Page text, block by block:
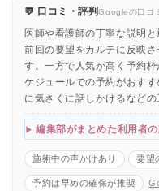
💬 口コミ・評判Googleの口コ
医師や看護師の丁寧な説明
前回の要望をカルテに反映
す。一方で人気が高く予約
ケジュールでの予約がおす
に気さくに話しかけるなどの
編集部がまとめた利用者
施術中の声かけあり 要望
予約は早めの確保が推奨